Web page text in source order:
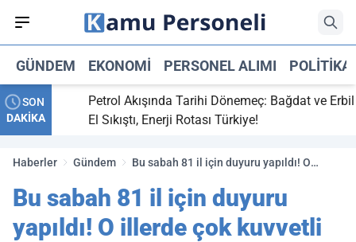
GÜNDEM EKONOMI PERSONEL ALIMI POLITIKA
SON
DAKİKA
maç
Petrol Akışında Tarihi Dönemeç: Bağdat ve Erbil
El Sıkıştı, Enerji Rotası Türkiye!
Haberler Gündem
Bu sabah 81 il için duyuru yapıldı! O
almayanlar pişman olacak
Bu sabah 81 il için duyuru
yapıldı! O illerde çok kuvvetli